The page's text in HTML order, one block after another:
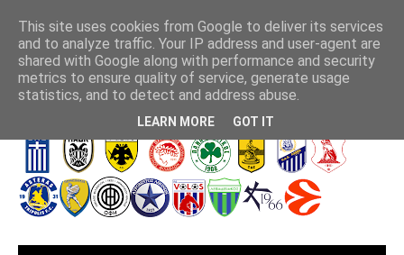
Ε
Υ
Τ
ΠΑΟΚ - Άντερλεχτ 0-1: Έμπλεξε και τώρα τρέχει
This site uses cookies from Google to deliver its services
and to analyze traffic. Your IP address and user-agent are
shared with Google along with performance and security
metrics to ensure quality of service, generate usage
statistics, and to detect and address abuse.
LEARN MORE GOT IT